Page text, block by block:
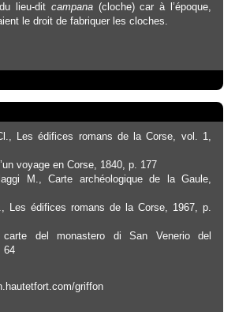
lieu-dit campana(cloche) car à l’époque,
le droit de fabriquer les cloches.
Les édifices romans de la Corse, vol. 1,
voyage en Corse, 1840, p. 177
M., Carte archéologique de la Gaule,
Les édifices romans de la Corse, 1967, p.
del monastero di San Venerio del
64
griffon